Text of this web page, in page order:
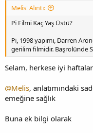
Melis' Alıntı:
Pi Filmi Kaç Yaş Üstü?
Pi, 1998 yapımı, Darren
gerilim filmidir. Başrolünde
Selam, herkese iyi haftalar
@Melis, anlatımındaki
emeğine sağlık
Buna ek bilgi olarak